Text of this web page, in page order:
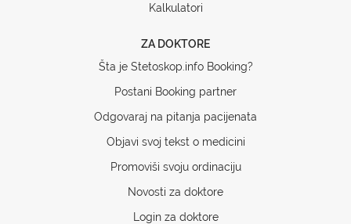
Kalkulatori
ZA DOKTORE
Šta je Stetoskop.info Booking?
Postani Booking partner
Odgovaraj na pitanja pacijenata
Objavi svoj tekst o medicini
Promoviši svoju ordinaciju
Novosti za doktore
Login za doktore